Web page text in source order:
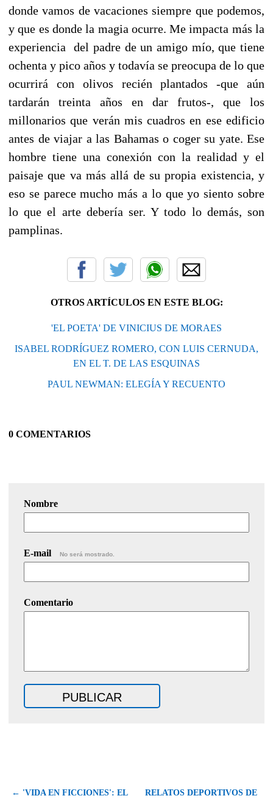
donde vamos de vacaciones siempre que podemos,
y que es donde la magia ocurre. Me impacta más la
experiencia del padre de un amigo mío, que tiene
ochenta y pico años y todavía se preocupa de lo que
ocurrirá con olivos recién plantados -que aún
tardarán treinta años en dar frutos-, que los
millonarios que verán mis cuadros en ese edificio
antes de viajar a las Bahamas o coger su yate. Ese
hombre tiene una conexión con la realidad y el
paisaje que va más allá de su propia existencia, y
eso se parece mucho más a lo que yo siento sobre
lo que el arte debería ser. Y todo lo demás, son
pamplinas.
OTROS ARTÍCULOS EN ESTE BLOG:
'EL POETA' DE VINICIUS DE MORAES
ISABEL RODRÍGUEZ ROMERO, CON LUIS CERNUDA,
EN EL T. DE LAS ESQUINAS
PAUL NEWMAN: ELEGÍA Y RECUENTO
0 COMENTARIOS
Nombre
E-mail No será mostrado.
Comentario
← 'VIDA EN FICCIONES': EL RELATOS DEPORTIVOS DE